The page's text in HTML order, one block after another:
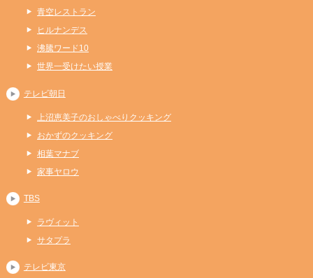
青空レストラン
ヒルナンデス
沸騰ワード10
世界一受けたい授業
テレビ朝日
上沼恵美子のおしゃべりクッキング
おかずのクッキング
相葉マナブ
家事ヤロウ
TBS
ラヴィット
サタプラ
テレビ東京